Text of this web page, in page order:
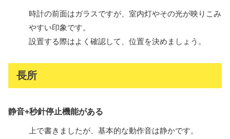
時計の前面はガラスですが、室内灯やその光が映りこみ
やすい印象です。
設置する際はよく確認して、位置を決めましょう。
長所
静音+秒針停止機能がある
上で書きましたが、基本的な動作音は静かです。